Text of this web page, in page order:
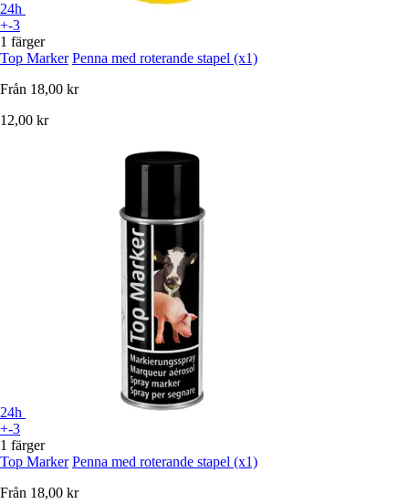
24h
+-3
1 färger
Top Marker Penna med roterande stapel (x1)
Från 18,00 kr
12,00 kr
24h
+-3
1 färger
Top Marker Penna med roterande stapel (x1)
Från 18,00 kr